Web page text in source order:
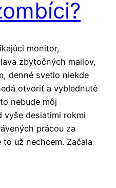
monitor,
zbytočných mailov,
denné svetlo niekde
otvoriť a vyblednuté
nebude môj
vyše desiatimi rokmi
prácou za
už nechcem. Začala